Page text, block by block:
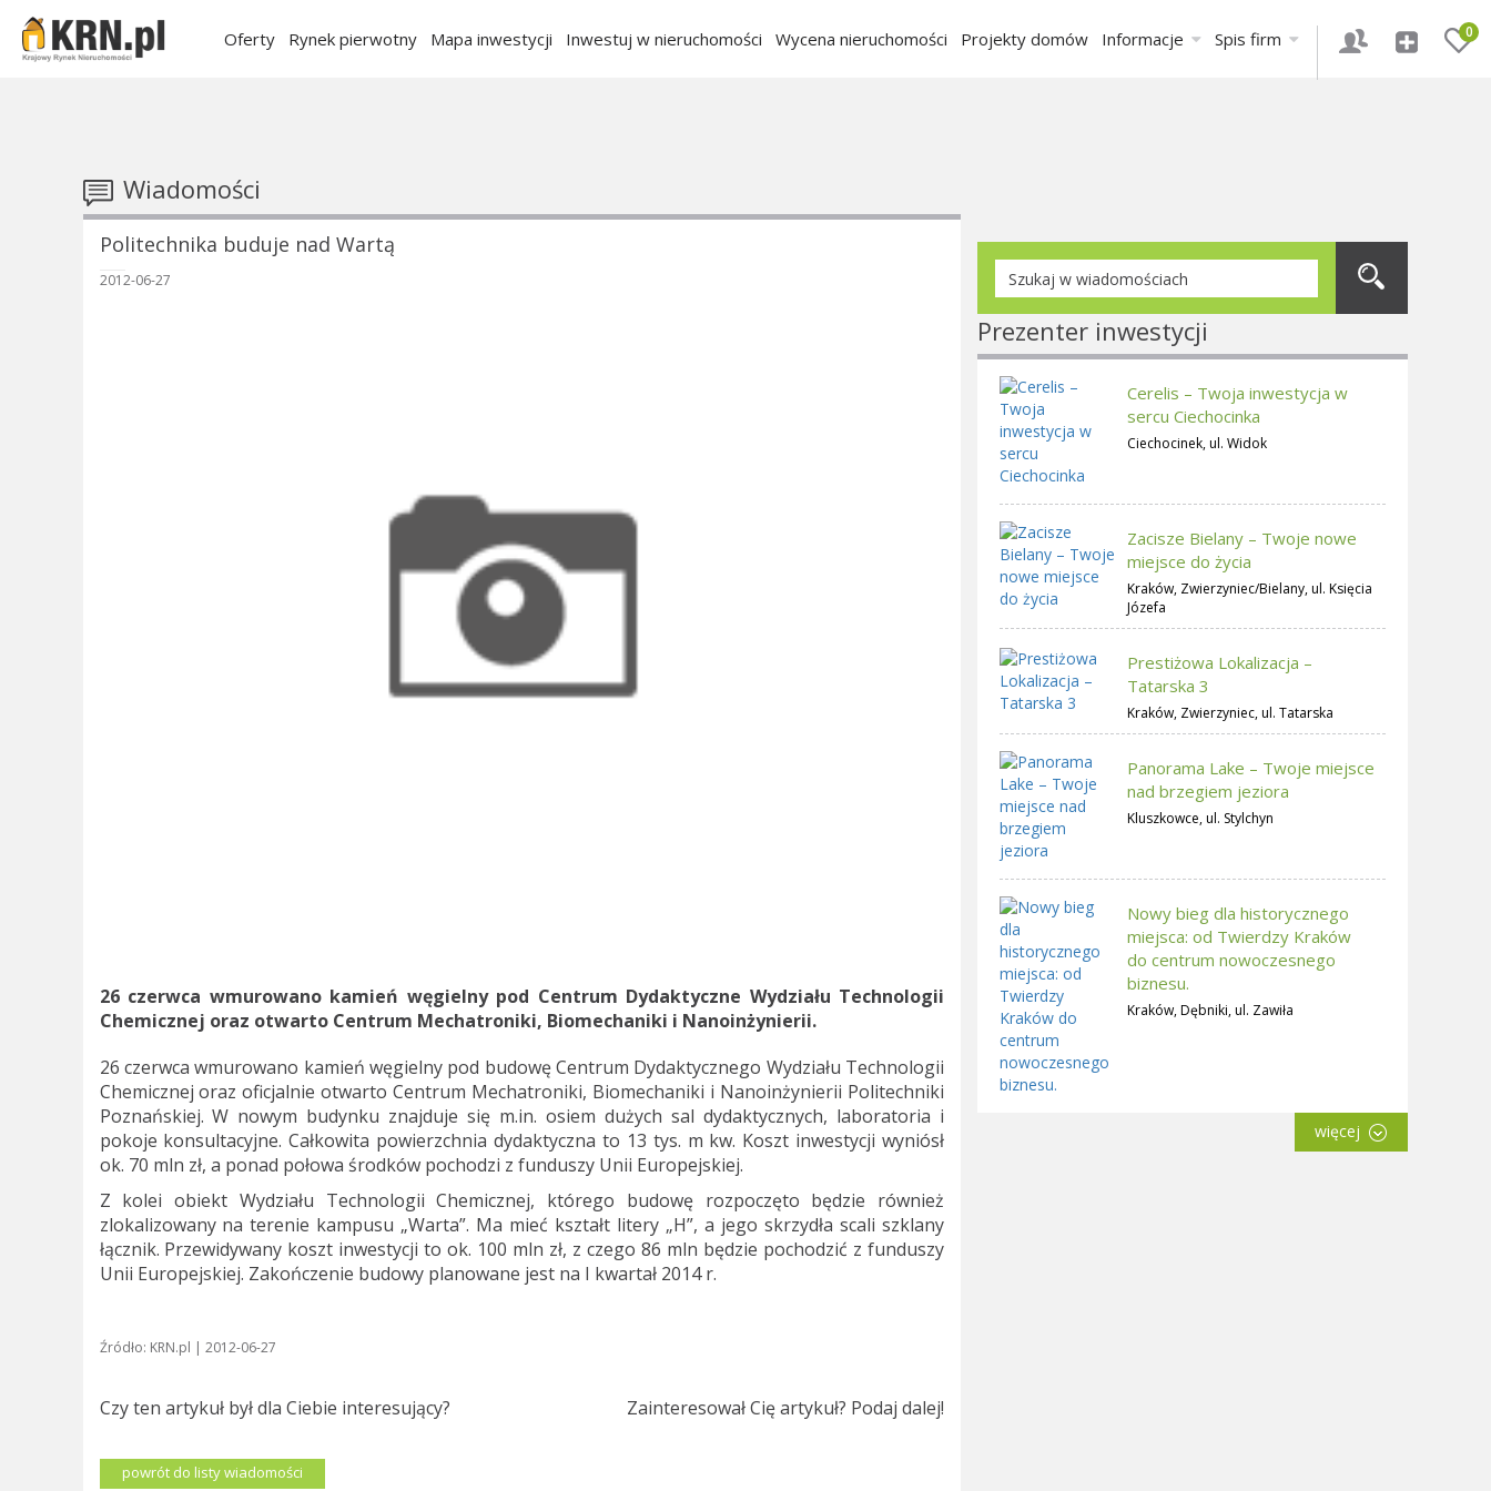
0
Oferty Rynek pierwotny Mapa inwestycji Inwestuj w nieruchomości Wycena nieruchomości Projekty domów Informacje Spis firm
Wiadomości
Politechnika buduje nad Wartą
2012-06-27
26 czerwca wmurowano kamień węgielny pod Centrum Dydaktyczne Wydziału Technologii
Chemicznej oraz otwarto Centrum Mechatroniki, Biomechaniki i Nanoinżynierii.
26 czerwca wmurowano kamień węgielny pod budowę Centrum Dydaktycznego Wydziału Technologii
Chemicznej oraz oficjalnie otwarto Centrum Mechatroniki, Biomechaniki i Nanoinżynierii Politechniki
Poznańskiej. W nowym budynku znajduje się m.in. osiem dużych sal dydaktycznych, laboratoria i
pokoje konsultacyjne. Całkowita powierzchnia dydaktyczna to 13 tys. m kw. Koszt inwestycji wyniósł
ok. 70 mln zł, a ponad połowa środków pochodzi z funduszy Unii Europejskiej.
Z kolei obiekt Wydziału Technologii Chemicznej, którego budowę rozpoczęto będzie również
zlokalizowany na terenie kampusu „Warta”. Ma mieć kształt litery „H”, a jego skrzydła scali szklany
łącznik. Przewidywany koszt inwestycji to ok. 100 mln zł, z czego 86 mln będzie pochodzić z funduszy
Unii Europejskiej. Zakończenie budowy planowane jest na I kwartał 2014 r.
Źródło: KRN.pl | 2012-06-27
Czy ten artykuł był dla Ciebie interesujący? Zainteresował Cię artykuł? Podaj dalej!
powrót do listy wiadomości
Prezenter inwestycji
Cerelis – Twoja inwestycja w
sercu Ciechocinka
Ciechocinek, ul. Widok
Zacisze Bielany – Twoje nowe
miejsce do życia
Kraków, Zwierzyniec/Bielany, ul. Księcia
Józefa
Prestiżowa Lokalizacja –
Tatarska 3
Kraków, Zwierzyniec, ul. Tatarska
Panorama Lake – Twoje miejsce
nad brzegiem jeziora
Kluszkowce, ul. Stylchyn
Nowy bieg dla historycznego
miejsca: od Twierdzy Kraków
do centrum nowoczesnego
biznesu.
Kraków, Dębniki, ul. Zawiła
więcej